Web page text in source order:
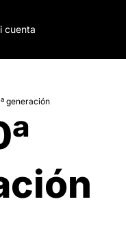
cuenta
generación